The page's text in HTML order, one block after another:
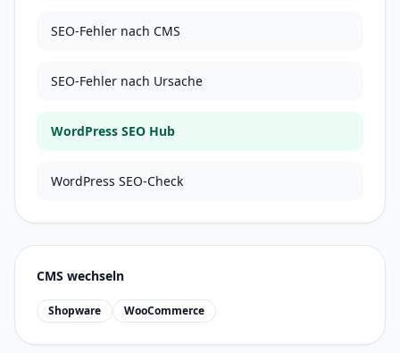
SEO-Fehler nach CMS
SEO-Fehler nach Ursache
WordPress SEO Hub
WordPress SEO-Check
CMS wechseln
Shopware WooCommerce